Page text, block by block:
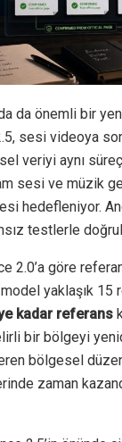
da önemli bir
sesi videoya
veriyi aynı
sesi ve müzik
hedefleniyor.
testlerle
2.0’a göre
yaklaşık 15
kadar referans
bir bölgeyi
bölgesel
zaman